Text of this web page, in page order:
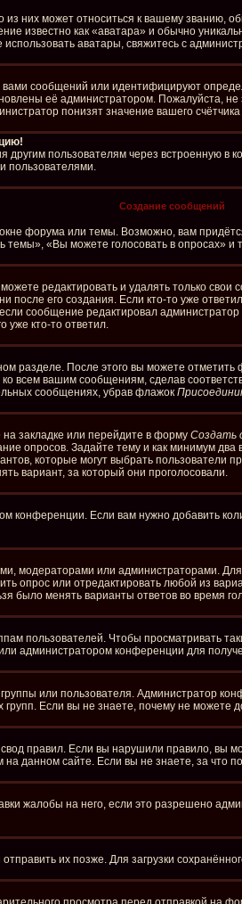
них может относиться к вашему званию,
известно как «аватара» и обычно
аватары, свяжитесь с
сообщений или идентифицируют
её администратором. Пожалуйста,
понизят значение вашего
другим пользователям через встроенную
пользователями.
Создание сообщений
форума или темы. Возможно, вам
«Вы можете голосовать в опросах» и
редактировать и удалять только
после его создания. Если кто-то уже
сообщение редактировал
уже кто-то ответил.
разделе. После этого вы можете отметить
всем вашим сообщениям, сделав
сообщениях, убрав флажок
закладке или перейдите в форму Создать
опросов. Задайте тему и как минимум
которые могут выбрать
вариант, за который они проголосовали.
конференции. Если вам нужно добавить
модераторами или администраторами.
опрос или отредактировать любой из
было менять варианты ответов во время
пользователей. Чтобы просматривать
администратором конференции для
или пользователя. Администратор
Если вы не знаете, почему не можете
правил. Если вы нарушили правило, вы
данном сайте. Если вы не знаете, за что
жалобы на него, если это разрешено
их позже. Для загрузки